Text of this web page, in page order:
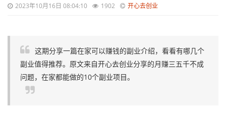
2023年10月16日 08:04:10 1902 开心去创业
这期分享一篇在家可以赚钱的副业介绍，看看有哪几个
副业值得推荐。原文来自开心去创业分享的月赚三五千不成
问题，在家都能做的10个副业项目。